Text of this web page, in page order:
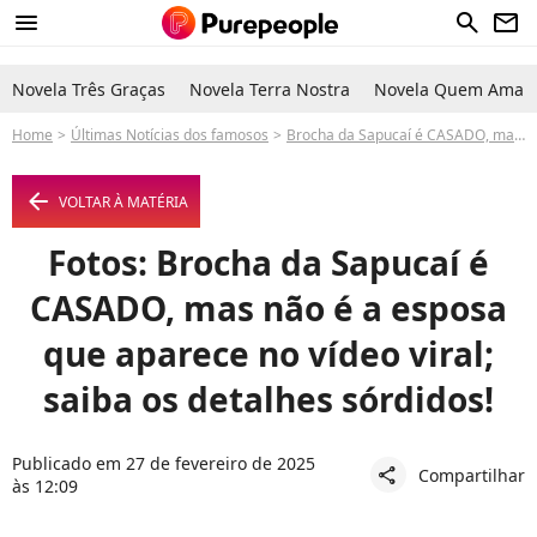
menu search newsletter
Novela Três Graças Novela Terra Nostra Novela Quem Ama
Home Últimas Notícias dos famosos Brocha da Sapucaí é CASADO, mas não é a esposa que aparece no vídeo viral; saiba os detalhes sórdidos!
arrow_left VOLTAR À MATÉRIA
Fotos: Brocha da Sapucaí é
CASADO, mas não é a esposa
que aparece no vídeo viral;
saiba os detalhes sórdidos!
Publicado em 27 de fevereiro de 2025
às 12:09
share Compartilhar